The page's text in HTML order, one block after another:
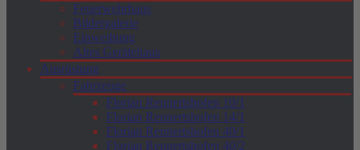
Feuerwehrhaus
Bildergalerie
Einweihung
Altes Gerätehaus
Ausrüstung
Fahrzeuge
Florian Rennertshofen 10/1
Florian Rennertshofen 14/1
Florian Rennertshofen 40/1
Florian Rennertshofen 40/2